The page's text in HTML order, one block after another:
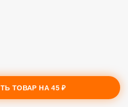
ТОВАР НА45 ₽